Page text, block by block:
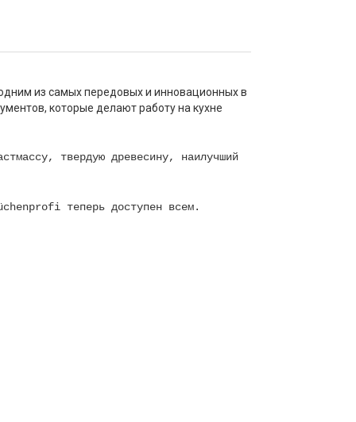
из самых передовых и инновационных в
которые делают работу на кухне
твердую древесину, наилучший
теперь доступен всем.